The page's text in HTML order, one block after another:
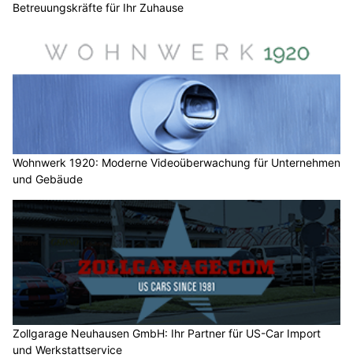
Betreuungskräfte für Ihr Zuhause
Wohnwerk 1920: Moderne Videoüberwachung für Unternehmen
und Gebäude
Zollgarage Neuhausen GmbH: Ihr Partner für US-Car Import
und Werkstattservice